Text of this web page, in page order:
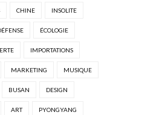
CHINE INSOLITE
ÉCOLOGIE
IMPORTATIONS
MARKETING MUSIQUE
BUSAN DESIGN
ART PYONGYANG